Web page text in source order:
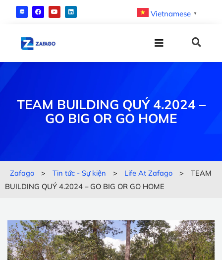
Vietnamese ▼
TEAM BUILDING QUÝ 4.2024 –
GO BIG OR GO HOME
Zafago > Tin tức - Sự kiện > Life At Zafago >
TEAM
BUILDING QUÝ 4.2024 – GO BIG OR GO HOME